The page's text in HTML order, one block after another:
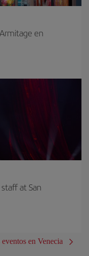
en
at San
en Venecia